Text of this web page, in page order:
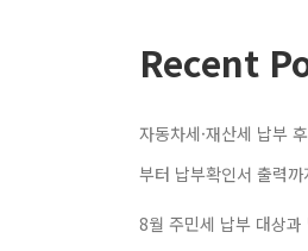
Recent
자동차세·재산세 납부
부터 납부확인서 출력까
8월 주민세 납부 대상과